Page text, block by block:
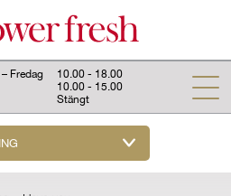
Fredag
10.00 - 18.00
10.00 - 15.00
Stängt